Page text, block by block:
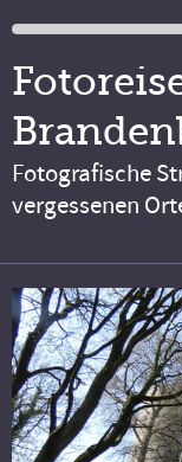
Fotografische
vergessenen